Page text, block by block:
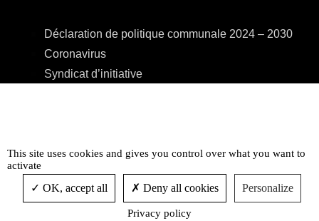
Déclaration de politique communale 2024 – 2030
Coronavirus
Syndicat d’initiative
Centre Culturel
Accessibilité
This site uses cookies and gives you control over what you want to
activate
OK, accept all Deny all cookies Personalize
Privacy policy